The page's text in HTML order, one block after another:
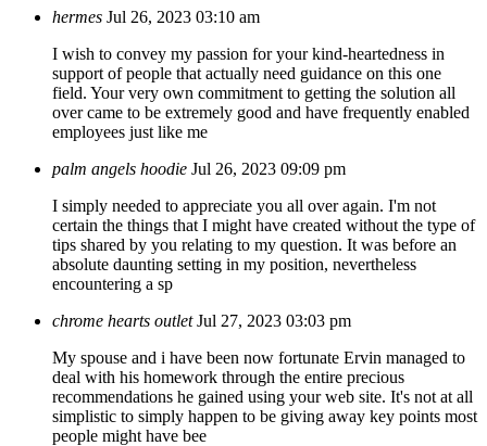
hermes Jul 26, 2023 03:10 am
I wish to convey my passion for your kind-heartedness in
support of people that actually need guidance on this one
field. Your very own commitment to getting the solution all
over came to be extremely good and have frequently enabled
employees just like me
palm angels hoodie Jul 26, 2023 09:09 pm
I simply needed to appreciate you all over again. I'm not
certain the things that I might have created without the type of
tips shared by you relating to my question. It was before an
absolute daunting setting in my position, nevertheless
encountering a sp
chrome hearts outlet Jul 27, 2023 03:03 pm
My spouse and i have been now fortunate Ervin managed to
deal with his homework through the entire precious
recommendations he gained using your web site. It's not at all
simplistic to simply happen to be giving away key points most
people might have bee